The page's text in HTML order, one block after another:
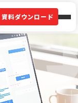
資料ダウンロード